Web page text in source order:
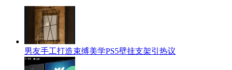
男友手工打造束缚美学PS5壁挂支架引热议